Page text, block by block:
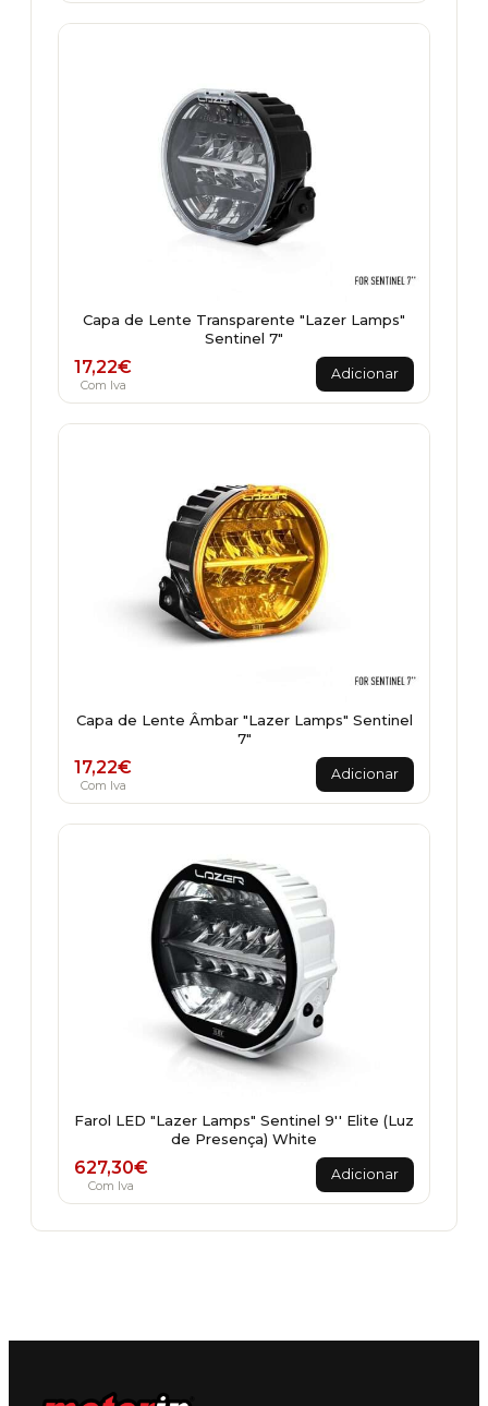
Capa de Lente Transparente "Lazer Lamps"
Sentinel 7"
17,22€
Com Iva
Adicionar
Capa de Lente Âmbar "Lazer Lamps" Sentinel
7"
17,22€
Com Iva
Adicionar
Farol LED "Lazer Lamps" Sentinel 9'' Elite (Luz
de Presença) White
627,30€
Com Iva
Adicionar